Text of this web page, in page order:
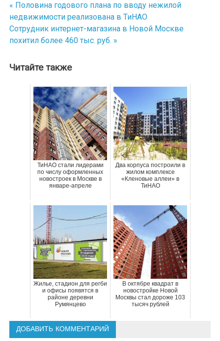
Навигация
по
записям
« Половина годового плана по вводу нежилой
недвижимости реализована в ТиНАО
Сотрудник интернет-магазина в Новой Москве
похитил более 460 тыс. руб. »
Читайте также
ТиНАО стали лидерами
по числу оформленных
новостроек в Москве в
январе-апреле
Два корпуса построили в
жилом комплексе
«Кленовые аллеи» в
ТиНАО
Жилье, стадион для регби
и офисы появятся в
районе деревни
Румянцево
В октябре квадрат в
новостройке Новой
Москвы стал дороже 103
тысяч рублей
ДОБАВИТЬ КОММЕНТАРИЙ